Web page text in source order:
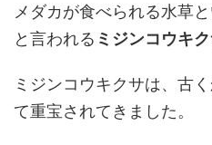
メダカが食べられる水草
と言われる ミジンコウキ
ミジンコウキクサは、古
て重宝されてきました。